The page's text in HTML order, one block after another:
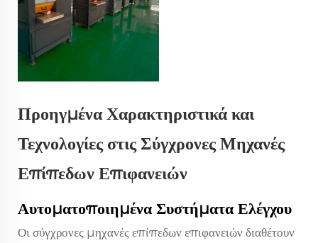
Προηγμένα Χαρακτηριστικά και
Τεχνολογίες στις Σύγχρονες Μηχανές
Επίπεδων Επιφανειών
Αυτοματοποιημένα Συστήματα Ελέγχου
Οι σύγχρονες μηχανές επίπεδων επιφανειών διαθέτουν